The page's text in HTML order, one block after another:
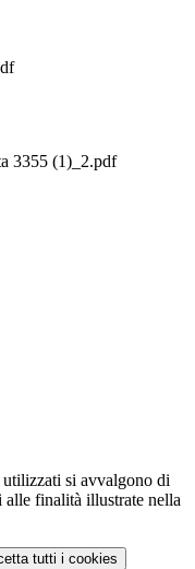
3355 (1)_2.pdf
si avvalgono di
alle finalità illustrate nella
tutti i cookies